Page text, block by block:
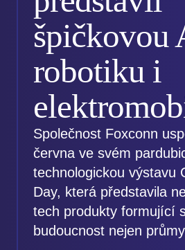
špičkovou
robotiku i
Společnost Foxconn
června ve svém
technologickou výstavu
Day, která představila
tech produkty formující
budoucnost nejen